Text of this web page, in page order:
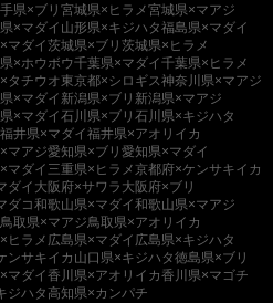
県×ブリ 宮城県×ヒラメ宮城県×マアジ
×マダイ 山形県×キジハタ福島県×マダイ
マダイ茨城県×ブリ 茨城県×ヒラメ
×ホウボウ千葉県×マダイ千葉県×ヒラメ
タチウオ東京都×シロギス神奈川県×マアジ
×マダイ 新潟県×ブリ 新潟県×マアジ
×マダイ石川県×ブリ 石川県×キジハタ
福井県×マダイ福井県×アオリイカ
マアジ愛知県×ブリ 愛知県×マダイ
マダイ 三重県×ヒラメ京都府×ケンサキイカ
ダイ 大阪府×サワラ 大阪府×ブリ
ダコ和歌山県×マダイ和歌山県×マアジ
鳥取県×マアジ鳥取県×アオリイカ
ヒラメ 広島県×マダイ 広島県×キジハタ
ンサキイカ 山口県×キジハタ徳島県×ブリ
マダイ香川県×アオリイカ香川県×マゴチ
ジハタ高知県×カンパチ